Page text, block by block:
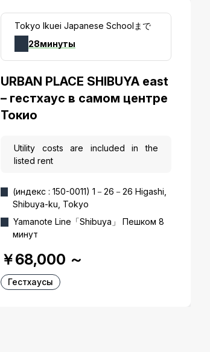
Tokyo Ikuei Japanese Schoolまで
28минуты
URBAN PLACE SHIBUYA east
– гестхаус в самом центре
Токио
Utility costs are included in the
listed rent
(индекс : 150-0011) 1－26－26 Higashi,
Shibuya-ku, Tokyo
Yamanote Line「Shibuya」 Пешком 8
минут
￥68,000 ～
Гестхаусы